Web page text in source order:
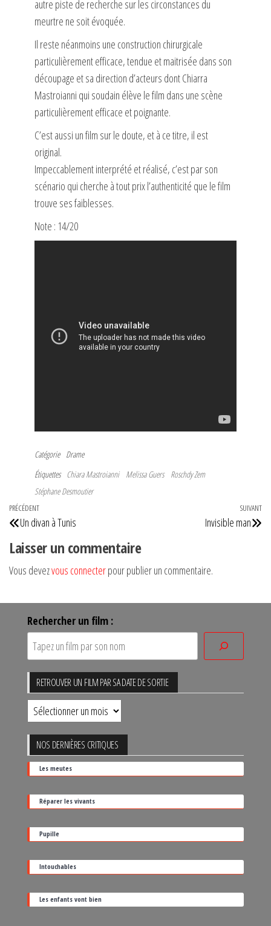
autre piste de recherche sur les circonstances du
meurtre ne soit évoquée.
Il reste néanmoins une construction chirurgicale
particulièrement efficace, tendue et maitrisée dans son
découpage et sa direction d’acteurs dont Chiarra
Mastroianni qui soudain élève le film dans une scène
particulièrement efficace et poignante.
C’est aussi un film sur le doute, et à ce titre, il est
original.
Impeccablement interprété et réalisé, c’est par son
scénario qui cherche à tout prix l’authenticité que le film
trouve ses faiblesses.
Note : 14/20
Catégorie Drame
Étiquettes Chiara Mastroianni Melissa Guers
Roschdy Zem
Stéphane Desmoutier
Navigation
de
l’article
Article
précédent
PRÉCÉDENT
Un divan à Tunis
SUIVANT
Invisible man
Laisser un commentaire
Vous devezvous connecterpour publier un commentaire.
Rechercher un film :
RETROUVER UN FILM PAR SA DATE DE SORTIE
Retrouver
un
film
par
sa
date
de
sortie
NOS DERNIÈRES CRITIQUES
Les meutes
Réparer les vivants
Pupille
Intouchables
Les enfants vont bien